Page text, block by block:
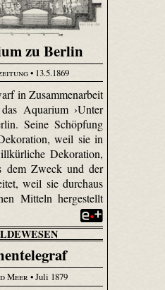
zu Berlin
• 13.5.1869
in Zusammenarbeit
Aquarium ›Unter
Seine Schöpfung
weil sie in
Dekoration,
dem Zweck und der
weil sie durchaus
Mitteln hergestellt
Meer• Juli 1879